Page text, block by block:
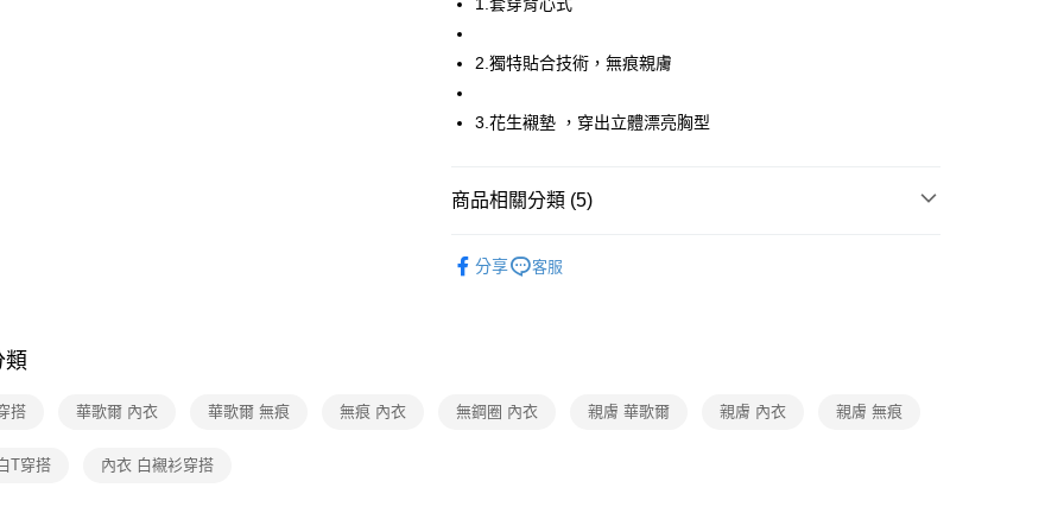
全家取貨付款
每筆NT$80，滿NT$1,000(含以上)免運費
付款後全家取貨
7-11取貨付款
付款後7-11取貨
離島
2.獨特貼合技術，無痕親膚
3.花生襯墊 ，穿出立體漂亮胸型
商品相關分類 (5)
【清涼一夏】正品滿2500省150
分享 客服
類
搭 華歌爾 內衣 華歌爾 無痕 無痕 內衣 無鋼圈 內衣 親膚 華歌爾 親膚 內衣 親膚 無痕
T穿搭 內衣 白襯衫穿搭